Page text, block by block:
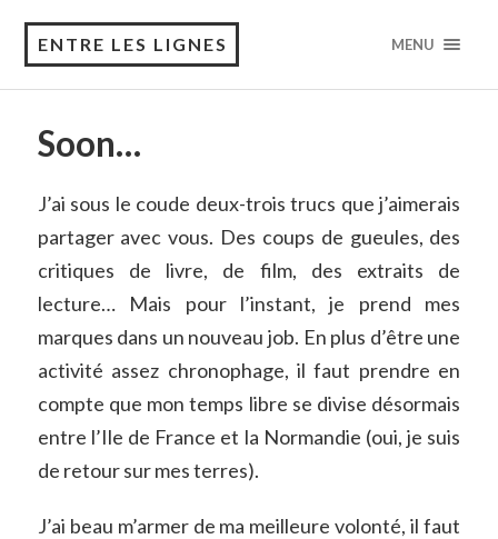
ENTRE LES LIGNES MENU
Soon…
J’ai sous le coude deux-trois trucs que j’aimerais
partager avec vous. Des coups de gueules, des
critiques de livre, de film, des extraits de
lecture… Mais pour l’instant, je prend mes
marques dans un nouveau job. En plus d’être une
activité assez chronophage, il faut prendre en
compte que mon temps libre se divise désormais
entre l’Ile de France et la Normandie (oui, je suis
de retour sur mes terres).
J’ai beau m’armer de ma meilleure volonté, il faut